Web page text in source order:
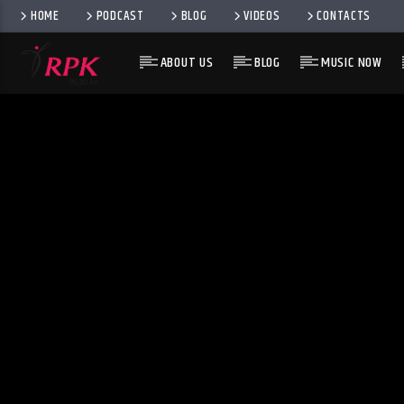
HOME PODCAST BLOG VIDEOS CONTACTS
ABOUT US BLOG MUSIC NOW